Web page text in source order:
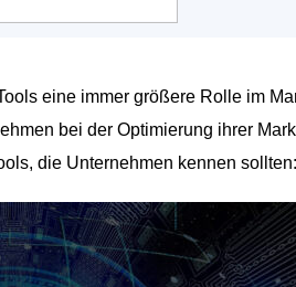
eine immer größere Rolle im
bei der Optimierung ihrer
die Unternehmen kennen sollten: